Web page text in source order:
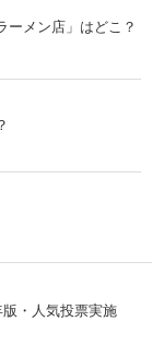
ーメン店」はどこ？
・人気投票実施